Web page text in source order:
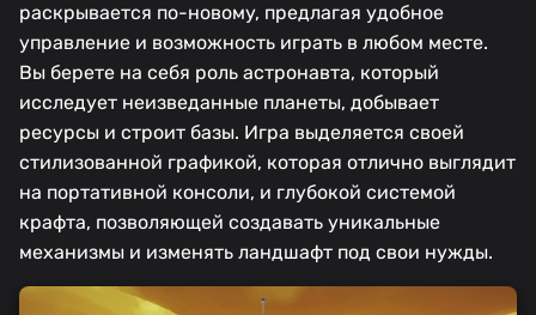
раскрывается по-новому, предлагая удобное
управление и возможность играть в любом месте.
Вы берете на себя роль астронавта, который
исследует неизведанные планеты, добывает
ресурсы и строит базы. Игра выделяется своей
стилизованной графикой, которая отлично выглядит
на портативной консоли, и глубокой системой
крафта, позволяющей создавать уникальные
механизмы и изменять ландшафт под свои нужды.